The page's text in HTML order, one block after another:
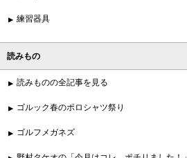
練習器具
読みもの
読みものの全記事を見る
ゴルック春のポロシャツ祭り
ゴルフメガネズ